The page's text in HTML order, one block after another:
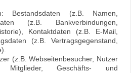
Bestandsdaten (z.B. Namen,
(z.B. Bankverbindungen,
Kontaktdaten (z.B. E-Mail,
(z.B. Vertragsgegenstand,
(z.B. Webseitenbesucher, Nutzer
Mitglieder, Geschäfts- und